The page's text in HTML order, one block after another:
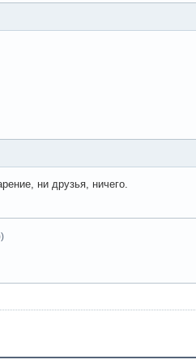
ни друзья, ничего.